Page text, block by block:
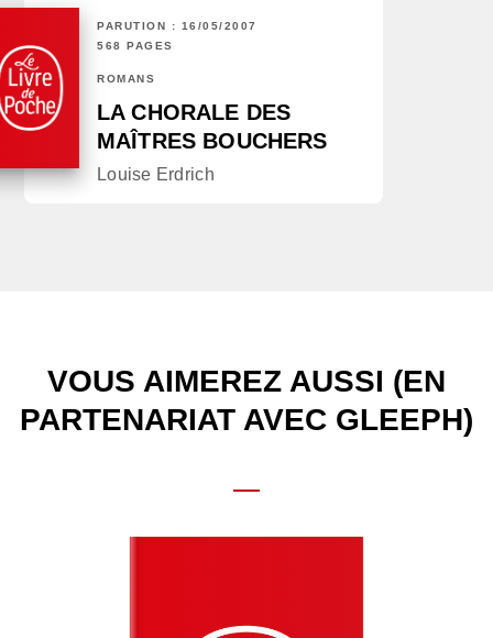
PARUTION : 16/05/2007
568 PAGES
ROMANS
LA CHORALE DES
MAÎTRES BOUCHERS
Louise Erdrich
VOUS AIMEREZ AUSSI (EN
PARTENARIAT AVEC GLEEPH)